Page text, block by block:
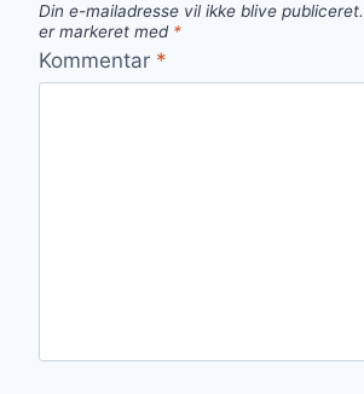
Din e-mailadresse vil ikke blive publiceret.
er markeret med *
Kommentar *